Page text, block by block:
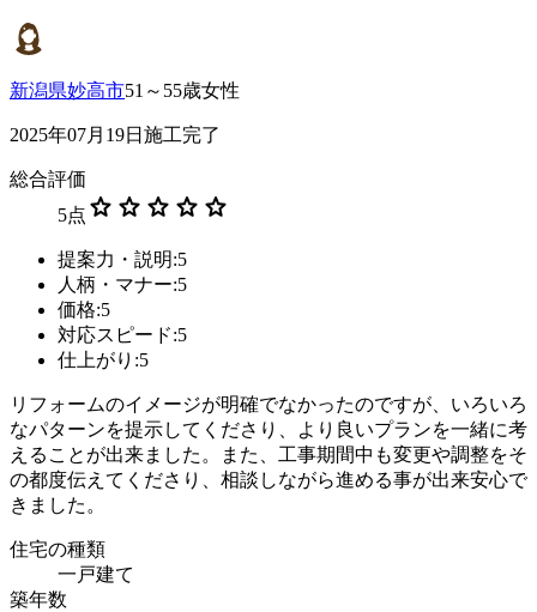
新潟県妙高市51～55歳女性
2025年07月19日施工完了
総合評価
5点 star star star star star
提案力・説明:5
人柄・マナー:5
価格:5
対応スピード:5
仕上がり:5
リフォームのイメージが明確でなかったのですが、いろいろ
なパターンを提示してくださり、より良いプランを一緒に考
えることが出来ました。また、工事期間中も変更や調整をそ
の都度伝えてくださり、相談しながら進める事が出来安心で
きました。
住宅の種類
一戸建て
築年数